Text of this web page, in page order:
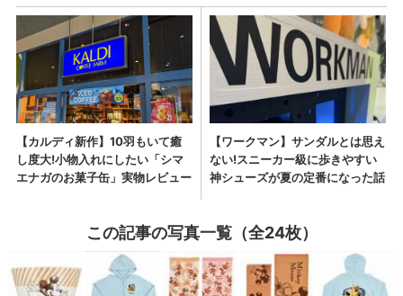
この記事の写真一覧（全24枚）